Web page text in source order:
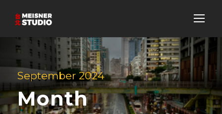
September 2024
Month